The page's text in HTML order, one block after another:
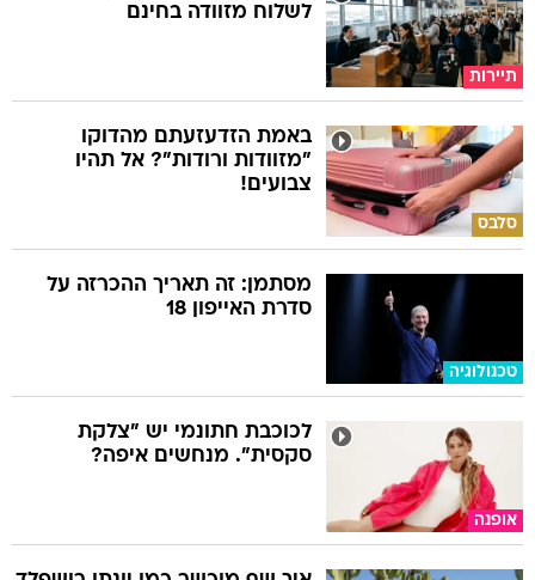
תיירות
לשלוח מזוודה בחינם
סלבס
באמת הזדעזעתם מהדוקו
"מזוודות ורודות"? אל תהיו
צבועים!
טכנולוגיה
מסתמן: זה תאריך ההכרזה על
סדרת האייפון 18
אופנה
לכוכבת חתונמי יש "צלקת
סקסית". מנחשים איפה?